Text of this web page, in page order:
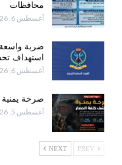
محافظات
أغسطس 6, 2026
ضربة
استهداف
أغسطس 6, 2026
صرخة
أغسطس 5, 2026
NEXT